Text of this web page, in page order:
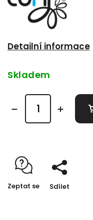
Detailní informace
Skladem
Zeptat se Sdílet